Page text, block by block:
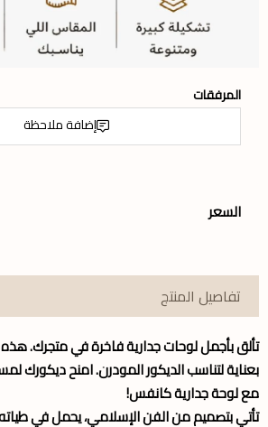
المرفقات
إضافة ملاحظة
السعر
تفاصيل المنتج
تألق بأجمللوحات جداريةفاخرة في متجرك. هذه
بعناية لتناسب الديكور المودرن. امنح ديكورك
مع لوحة جدارية كانفس!
تأتي بتصميم من الفن الإسلامي، يحمل في